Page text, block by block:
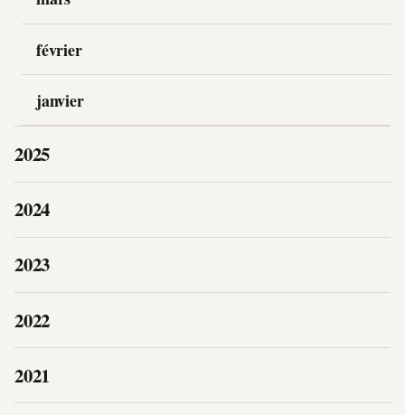
février
janvier
2025
2024
2023
2022
2021